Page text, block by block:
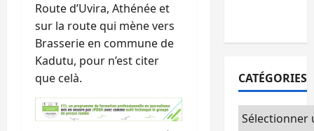
Route d’Uvira, Athénée et
sur la route qui mène vers
Brasserie en commune de
Kadutu, pour n’est citer
que celà.
CATÉGORIES
Catégories